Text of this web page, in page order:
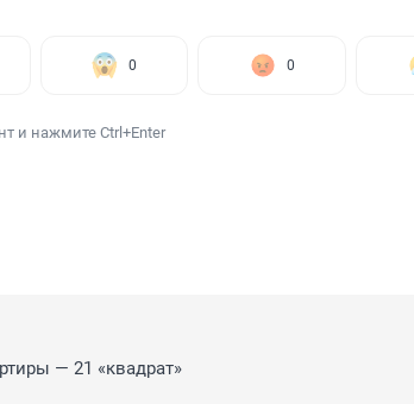
0 0
и нажмите Ctrl+Enter
— 21 «квадрат»